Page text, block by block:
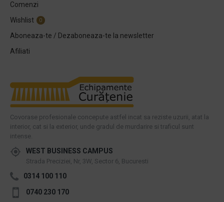
Comenzi
Wishlist
0
Aboneaza-te / Dezaboneaza-te la newsletter
Afiliati
Covorase profesionale concepute astfel incat sa reziste uzurii, atat la
interior, cat si la exterior, unde gradul de murdarire si traficul sunt
intense.
WEST BUSINESS CAMPUS
Strada Preciziei, Nr, 3W, Sector 6, Bucuresti
0314 100 110
0740 230 170